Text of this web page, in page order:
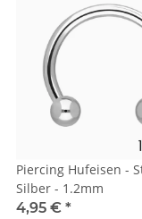
Piercing Hufeisen -
Silber - 1.2mm
4,95 € *